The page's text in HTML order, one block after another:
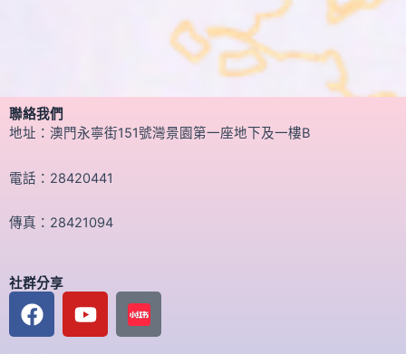
聯絡我們
地址：澳門永寧街151號灣景園第一座地下及一樓B
電話：28420441
傳真：28421094
社群分享
F
a
Y
o